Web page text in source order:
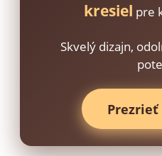
kresiel pre
Skvelý dizajn,